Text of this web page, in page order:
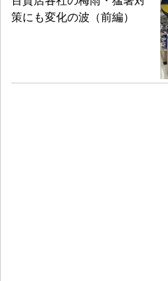
策にも変化の波（前編）